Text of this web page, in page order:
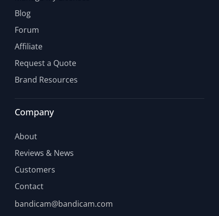
Blog
Forum
Affiliate
Request a Quote
Brand Resources
Company
About
Reviews & News
Customers
Contact
bandicam@bandicam.com